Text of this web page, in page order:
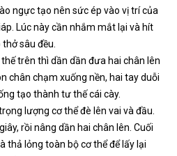
ngực tạo nên sức ép vào vị trí của
Lúc này cần nhắm mắt lại và hít
sâu đều.
trên thì dần dần đưa hai chân lên
chân chạm xuống nền, hai tay duỗi
tạo thành tư thế cái cày.
lượng cơ thể đè lên vai và đầu.
rồi nâng dần hai chân lên. Cuối
thả lỏng toàn bộ cơ thể để lấy lại